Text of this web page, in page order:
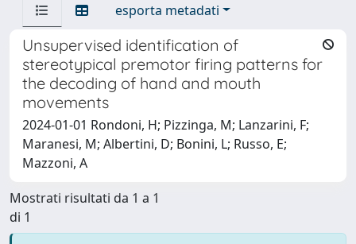
esporta metadati
Unsupervised identification of
stereotypical premotor firing patterns for
the decoding of hand and mouth
movements
2024-01-01 Rondoni, H; Pizzinga, M; Lanzarini, F;
Maranesi, M; Albertini, D; Bonini, L; Russo, E;
Mazzoni, A
Mostrati risultati da 1 a 1
di 1